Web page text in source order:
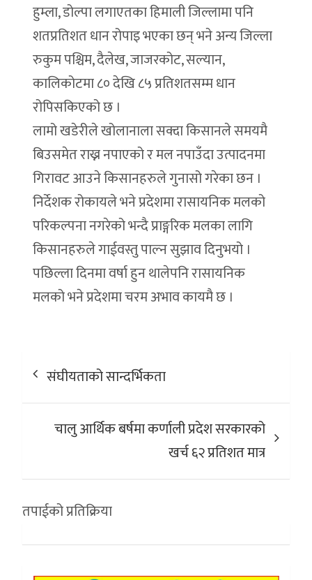
हुम्ला, डोल्पा लगाएतका हिमाली जिल्लामा पनि
शतप्रतिशत धान रोपाइ भएका छन् भने अन्य जिल्ला
रुकुम पश्चिम, दैलेख, जाजरकोट, सल्यान,
कालिकोटमा ८० देखि ८५ प्रतिशतसम्म धान
रोपिसकिएको छ ।
लामो खडेरीले खोलानाला सक्दा किसानले समयमै
बिउसमेत राख्न नपाएको र मल नपाउँदा उत्पादनमा
गिरावट आउने किसानहरुले गुनासो गरेका छन ।
निर्देशक रोकायले भने प्रदेशमा रासायनिक मलको
परिकल्पना नगरेको भन्दै प्राङ्गरिक मलका लागि
किसानहरुले गाईवस्तु पाल्न सुझाव दिनुभयो ।
पछिल्ला दिनमा वर्षा हुन थालेपनि रासायनिक
मलको भने प्रदेशमा चरम अभाव कायमै छ ।
Post
navigation
संघीयताको सान्दर्भिकता
चालु आर्थिक बर्षमा कर्णाली प्रदेश सरकारको
खर्च ६२ प्रतिशत मात्र
तपाईको प्रतिक्रिया